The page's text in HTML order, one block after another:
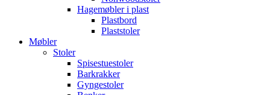
Hagemøbler i plast
Plastbord
Plaststoler
Møbler
Stoler
Spisestuestoler
Barkrakker
Gyngestoler